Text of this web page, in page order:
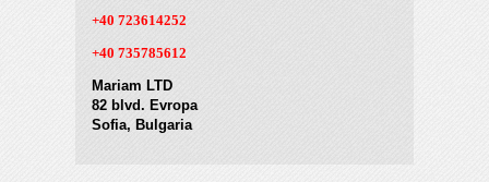
+40 723614252
+40 735785612
Mariam LTD
82 blvd. Evropa
Sofia, Bulgaria